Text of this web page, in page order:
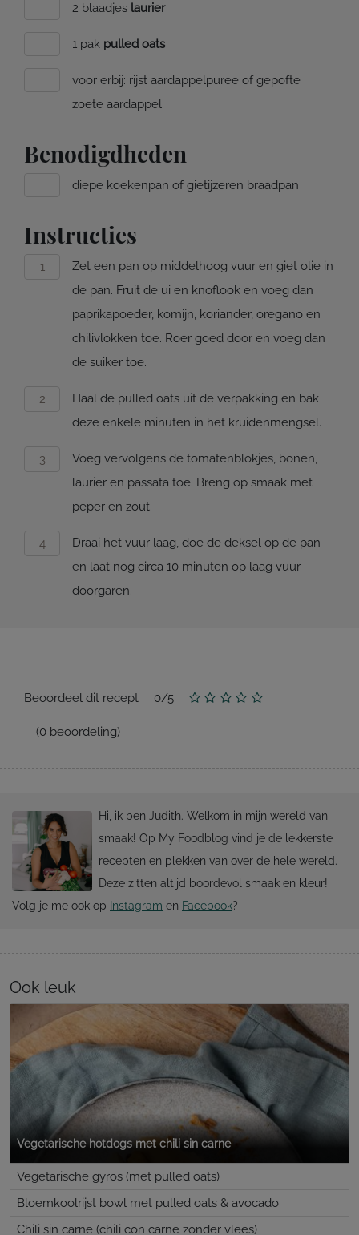
2 blaadjes laurier
1 pak pulled oats
voor erbij: rijst aardappelpuree of gepofte
zoete aardappel
Benodigdheden
diepe koekenpan of gietijzeren braadpan
Instructies
Zet een pan op middelhoog vuur en giet olie in
de pan. Fruit de ui en knoflook en voeg dan
paprikapoeder, komijn, koriander, oregano en
chilivlokken toe. Roer goed door en voeg dan
de suiker toe.
Haal de pulled oats uit de verpakking en bak
deze enkele minuten in het kruidenmengsel.
Voeg vervolgens de tomatenblokjes, bonen,
laurier en passata toe. Breng op smaak met
peper en zout.
Draai het vuur laag, doe de deksel op de pan
en laat nog circa 10 minuten op laag vuur
doorgaren.
Beoordeel dit recept 0/5
(0 beoordeling)
Hi, ik ben Judith. Welkom in mijn wereld van
smaak! Op My Foodblog vind je de lekkerste
recepten en plekken van over de hele wereld.
Deze zitten altijd boordevol smaak en kleur!
Volg je me ook op Instagram en Facebook?
Ook leuk
Vegetarische hotdogs met chili sin carne
Vegetarische gyros (met pulled oats)
Bloemkoolrijst bowl met pulled oats & avocado
Chili sin carne (chili con carne zonder vlees)